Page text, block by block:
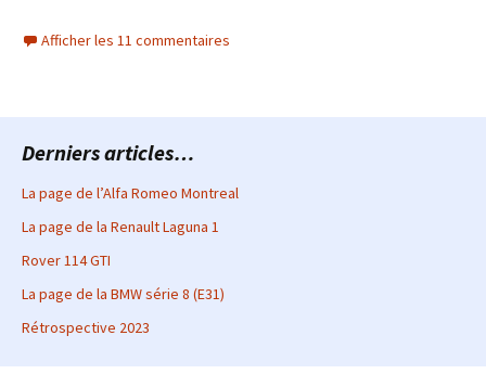
Afficher les 11 commentaires
Derniers articles…
La page de l’Alfa Romeo Montreal
La page de la Renault Laguna 1
Rover 114 GTI
La page de la BMW série 8 (E31)
Rétrospective 2023